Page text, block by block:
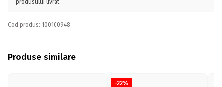
produsului livrat.
Cod produs: 100100948
Produse similare
-22%